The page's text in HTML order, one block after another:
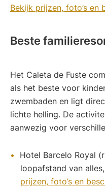
Bekijk prijzen, foto’s en
Beste
Het Caleta de Fuste
als het beste voor
zwembaden en ligt
lichte helling. De
aanwezig voor
Hotel Barcelo Royal
loopafstand van
prijzen, foto’s en